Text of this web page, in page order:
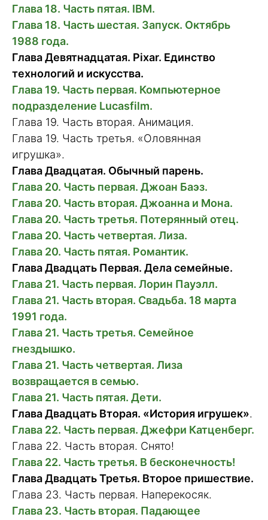
Глава 18. Часть пятая. IBM.
Глава 18. Часть шестая. Запуск. Октябрь
1988 года.
Глава Девятнадцатая. Pixar. Единство
технологий и искусства.
Глава 19. Часть первая. Компьютерное
подразделение Lucasfilm.
Глава 19. Часть вторая. Анимация.
Глава 19. Часть третья. «Оловянная
игрушка».
Глава Двадцатая. Обычный парень.
Глава 20. Часть первая. Джоан Баэз.
Глава 20. Часть вторая. Джоанна и Мона.
Глава 20. Часть третья. Потерянный отец.
Глава 20. Часть четвертая. Лиза.
Глава 20. Часть пятая. Романтик.
Глава Двадцать Первая. Дела семейные.
Глава 21. Часть первая. Лорин Пауэлл.
Глава 21. Часть вторая. Свадьба. 18 марта
1991 года.
Глава 21. Часть третья. Семейное
гнездышко.
Глава 21. Часть четвертая. Лиза
возвращается в семью.
Глава 21. Часть пятая. Дети.
Глава Двадцать Вторая. «История игрушек».
Глава 22. Часть первая. Джефри Катценберг.
Глава 22. Часть вторая. Снято!
Глава 22. Часть третья. В бесконечность!
Глава Двадцать Третья. Второе пришествие.
Глава 23. Часть первая. Наперекосяк.
Глава 23. Часть вторая. Падающее